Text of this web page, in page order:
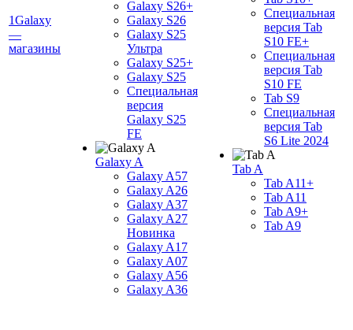
1Galaxy
—
магазины
Galaxy S26+
Galaxy S26
Galaxy S25
Ультра
Galaxy S25+
Galaxy S25
Специальная
версия
Galaxy S25
FE
Galaxy A
Galaxy A57
Galaxy A26
Galaxy A37
Galaxy A27
Новинка
Galaxy A17
Galaxy A07
Galaxy A56
Galaxy A36
Специальная
версия Tab
S10 FE+
Специальная
версия Tab
S10 FE
Tab S9
Специальная
версия Tab
S6 Lite 2024
Tab A
Tab A11+
Tab A11
Tab A9+
Tab A9